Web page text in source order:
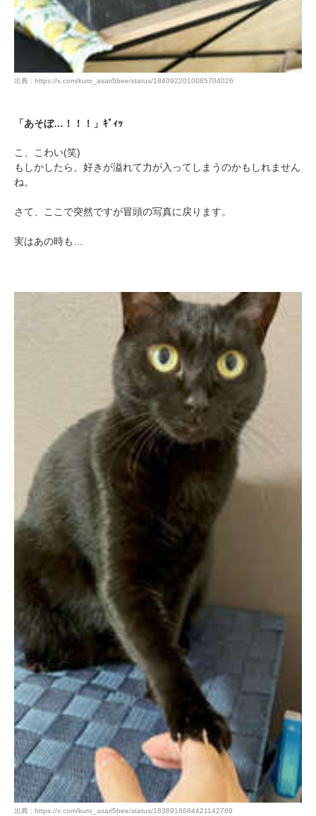
出典 : https://x.com/kuro_asari5bee/status/1840922010085704026
「あそぼ…！！！」ｷﾞｨｯ
こ、こわい(笑)
もしかしたら、好きが溢れて力が入ってしまうのかもしれません
ね。
さて、ここで突然ですが冒頭の写真に戻ります。
実はあの時も…
出典 : https://x.com/kuro_asari5bee/status/1836918664421142789
アプリをダウンロードする